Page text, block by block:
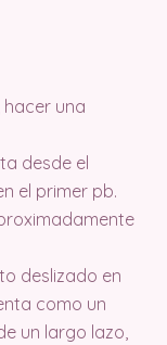
hacer una
desde el
el primer pb.
deslizado en
como un
un largo lazo,